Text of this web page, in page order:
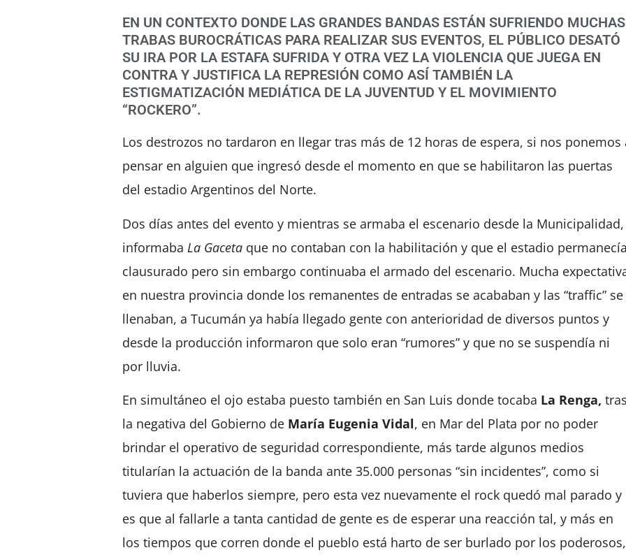
EN UN CONTEXTO DONDE LAS GRANDES BANDAS ESTÁN SUFRIENDO MUCHAS
TRABAS BUROCRÁTICAS PARA REALIZAR SUS EVENTOS, EL PÚBLICO DESATÓ
SU IRA POR LA ESTAFA SUFRIDA Y OTRA VEZ LA VIOLENCIA QUE JUEGA EN
CONTRA Y JUSTIFICA LA REPRESIÓN COMO ASÍ TAMBIÉN LA
ESTIGMATIZACIÓN MEDIÁTICA DE LA JUVENTUD Y EL MOVIMIENTO
“ROCKERO”.
Los destrozos no tardaron en llegar tras más de 12 horas de espera, si nos ponemos
pensar en alguien que ingresó desde el momento en que se habilitaron las puertas
del estadio Argentinos del Norte.
Dos días antes del evento y mientras se armaba el escenario desde la Municipalidad,
informaba La Gaceta que no contaban con la habilitación y que el estadio permanecía
clausurado pero sin embargo continuaba el armado del escenario. Mucha
en nuestra provincia donde los remanentes de entradas se acababan y las “traffic” se
llenaban, a Tucumán ya había llegado gente con anterioridad de diversos puntos y
desde la producción informaron que solo eran “rumores” y que no se suspendía ni
por lluvia.
En simultáneo el ojo estaba puesto también en San Luis donde tocaba La Renga, tras
la negativa del Gobierno de María Eugenia Vidal, en Mar del Plata por no poder
brindar el operativo de seguridad correspondiente, más tarde algunos medios
titularían la actuación de la banda ante 35.000 personas “sin incidentes”, como si
tuviera que haberlos siempre, pero esta vez nuevamente el rock quedó mal parado y
es que al fallarle a tanta cantidad de gente es de esperar una reacción tal, y más en
los tiempos que corren donde el pueblo está harto de ser burlado por los poderosos,